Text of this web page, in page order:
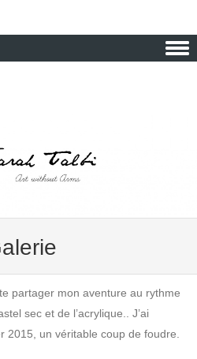
partager mon aventure au rythme
sec et de l’acrylique.. J’ai
2015, un véritable coup de foudre.